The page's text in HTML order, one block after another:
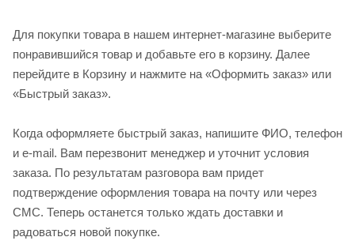
Для покупки товара в нашем интернет-магазине выберите
понравившийся товар и добавьте его в корзину. Далее
перейдите в Корзину и нажмите на «Оформить заказ» или
«Быстрый заказ».
Когда оформляете быстрый заказ, напишите ФИО, телефон
и e-mail. Вам перезвонит менеджер и уточнит условия
заказа. По результатам разговора вам придет
подтверждение оформления товара на почту или через
СМС. Теперь останется только ждать доставки и
радоваться новой покупке.